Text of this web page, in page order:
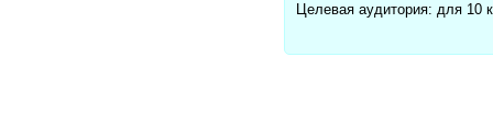
Целевая аудитория: для 10